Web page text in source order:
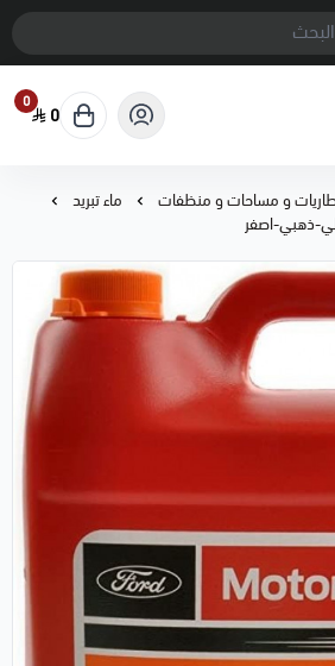
0
0
و مساحات و منظفات
ماء تبريد
ذهبي-اصفر